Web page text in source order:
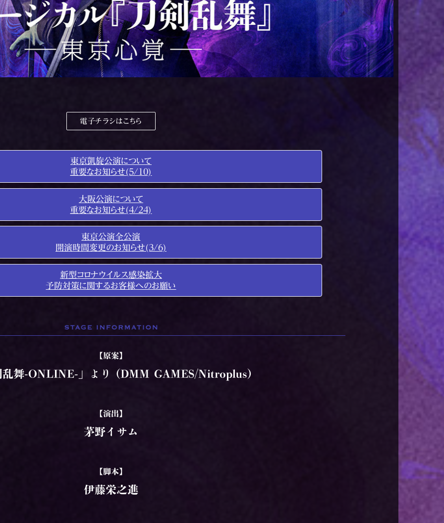
電子チラシはこちら
東京凱旋公演について
重要なお知らせ(5/10)
大阪公演について
重要なお知らせ(4/24)
東京公演全公演
開演時間変更のお知らせ(3/6)
新型コロナウイルス感染拡大
予防対策に関するお客様へのお願い
【原案】
乱舞-ONLINE-」より (DMM GAMES/Nitroplus)
【演出】
茅野イサム
【脚本】
伊藤栄之進